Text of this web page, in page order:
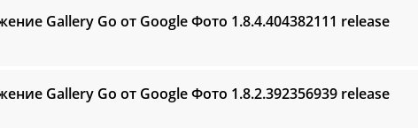
Gallery Go от Google Фото 1.8.4.404382111 release
Gallery Go от Google Фото 1.8.2.392356939 release